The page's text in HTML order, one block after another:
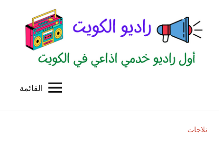
المحتوى
الكويت
للاعلانات
القائمة
ثلاجات